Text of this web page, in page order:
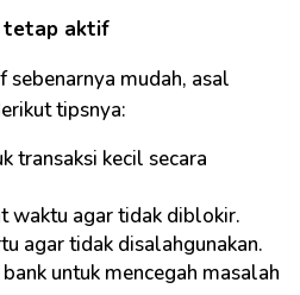
tetap aktif
sebenarnya mudah, asal
tipsnya:
transaksi kecil secara
waktu agar tidak diblokir.
agar tidak disalahgunakan.
untuk mencegah masalah